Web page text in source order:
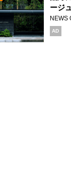
ージ
NEWS
AD